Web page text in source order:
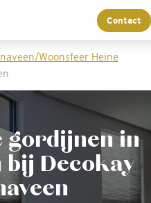
Contact
Woonsfeer Heine
gordijnen in
bij Decokay